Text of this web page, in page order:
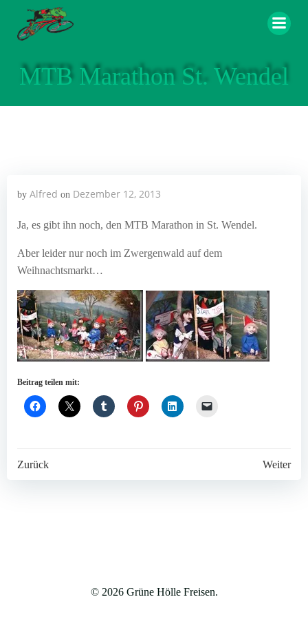
MTB Marathon St. Wendel
by Alfred on Dezember 12, 2013
Ja, es gibt ihn noch, den MTB Marathon in St. Wendel.
Aber leider nur noch im Zwergenwald auf dem
Weihnachtsmarkt…
Beitrag teilen mit:
Post
Zurück
Post
Weiter
© 2026 Grüne Hölle Freisen.